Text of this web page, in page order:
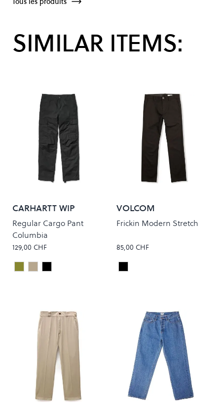
SIMILAR ITEMS:
CARHARTT WIP
Regular Cargo Pant
Columbia
129,00 CHF
Colour
Cypress Rinsed
Leather Rinsed
Black Rinsed
VOLCOM
Frickin Modern Stretch
85,00 CHF
Colour
Black